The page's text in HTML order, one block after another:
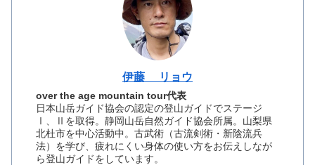
伊藤 リョウ
over the age mountain tour代表
日本山岳ガイド協会の認定の登山ガイドでステージ
Ⅰ、Ⅱを取得。静岡山岳自然ガイド協会所属。山梨県
北杜市を中心活動中。古武術（古流剣術・新陰流兵
法）を学び、疲れにくい身体の使い方をお伝えしなが
ら登山ガイドをしています。